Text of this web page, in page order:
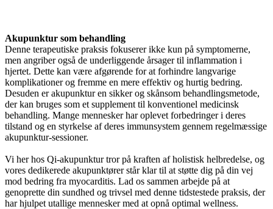
Akupunktur som behandling
Denne terapeutiske praksis fokuserer ikke kun på symptomerne,
men angriber også de underliggende årsager til inflammation i
hjertet. Dette kan være afgørende for at forhindre langvarige
komplikationer og fremme en mere effektiv og hurtig bedring.
Desuden er akupunktur en sikker og skånsom behandlingsmetode,
der kan bruges som et supplement til konventionel medicinsk
behandling. Mange mennesker har oplevet forbedringer i deres
tilstand og en styrkelse af deres immunsystem gennem regelmæssige
akupunktur-sessioner.
Vi her hos Qi-akupunktur tror på kraften af holistisk helbredelse, og
vores dedikerede akupunktører står klar til at støtte dig på din vej
mod bedring fra myocarditis. Lad os sammen arbejde på at
genoprette din sundhed og trivsel med denne tidstestede praksis, der
har hjulpet utallige mennesker med at opnå optimal wellness.